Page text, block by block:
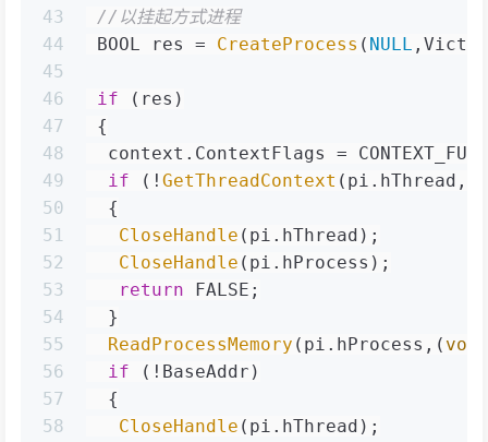
43
44
45
46
47
48
49
50
51
52
53
54
55
56
57
58
//以挂起方式进程
BOOL res = CreateProcess ( NULL
if (res)
{
context.ContextFlags =
if (! GetThreadContext
  {
CloseHandle (pi.hThread);
CloseHandle (pi.hProcess);
return FALSE;
  }
ReadProcessMemory (pi.hProcess,( void
if (!BaseAddr)
  {
CloseHandle (pi.hThread);